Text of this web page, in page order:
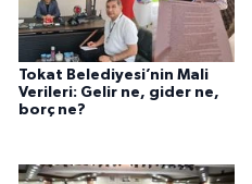
Tokat Belediyesi’nin Mali
Verileri: Gelir ne, gider ne,
borç ne?